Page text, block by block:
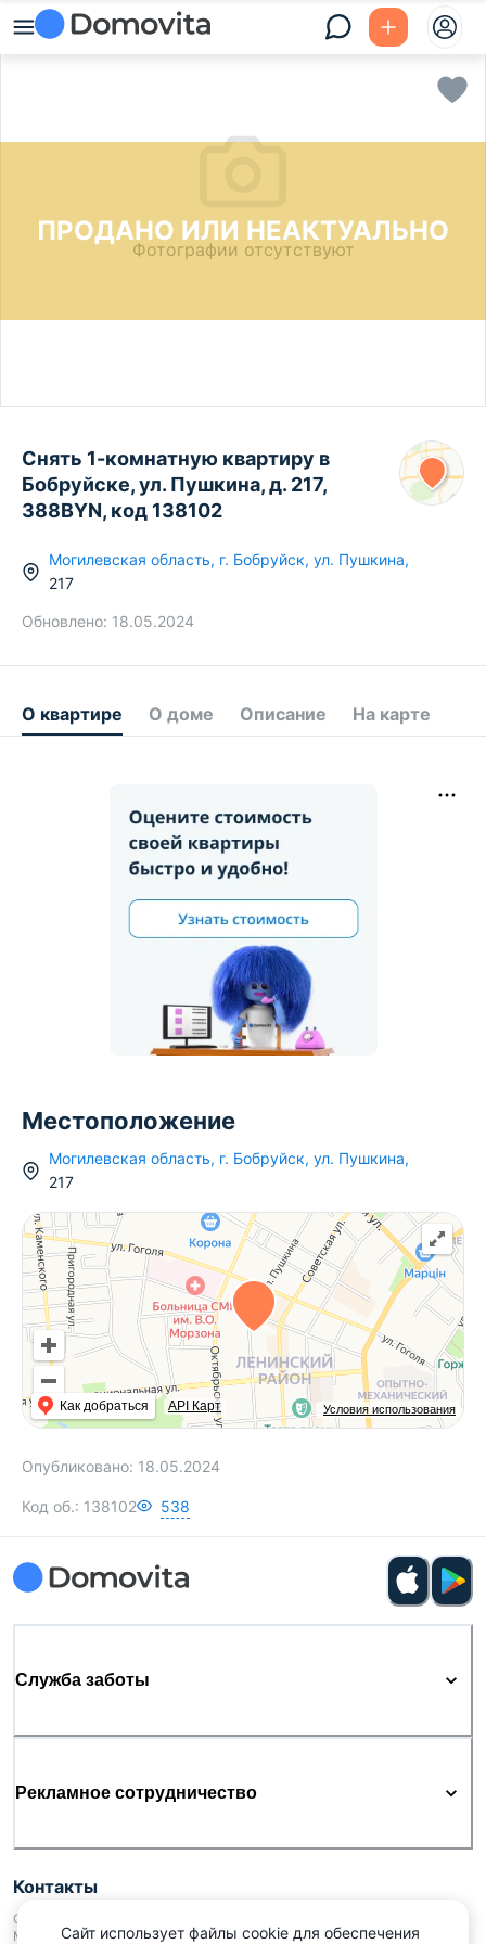
ПРОДАНО ИЛИ НЕАКТУАЛЬНО
Фотографии отсутствуют
Снять 1-комнатную квартиру в
Бобруйске, ул. Пушкина, д. 217,
388BYN, код 138102
Могилевская область, г. Бобруйск, ул. Пушкина,
217
Обновлено: 18.05.2024
О квартире О доме Описание На карте
Местоположение
Могилевская область, г. Бобруйск, ул. Пушкина,
217
Условия использования
Как добраться API Карт
Опубликовано: 18.05.2024
Код об.: 138102 538
Служба заботы
Рекламное сотрудничество
Контакты
ООО «Аниксмедиа» УНП 191299645, Юридический адрес: 220053, г.
Минск, Старовиленский тракт 87, офис 303
Сайт использует файлы cookie для обеспечения